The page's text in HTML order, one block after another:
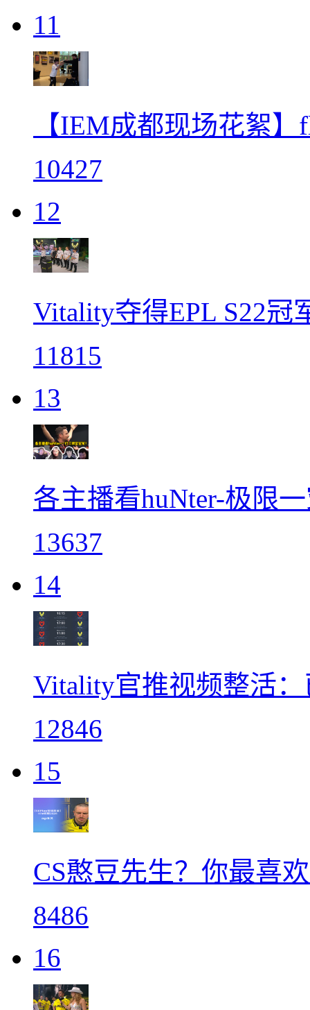
11
【IEM成都现场花絮
10427
12
Vitality夺得EPL S22冠
11815
13
各主播看huNter-极限
13637
14
Vitality官推视频整活
12846
15
CS憨豆先生？你最喜
8486
16